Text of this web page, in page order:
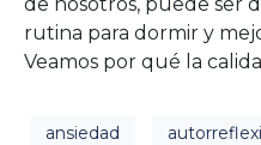
rutina para dormir y
Veamos por qué la
ansiedad